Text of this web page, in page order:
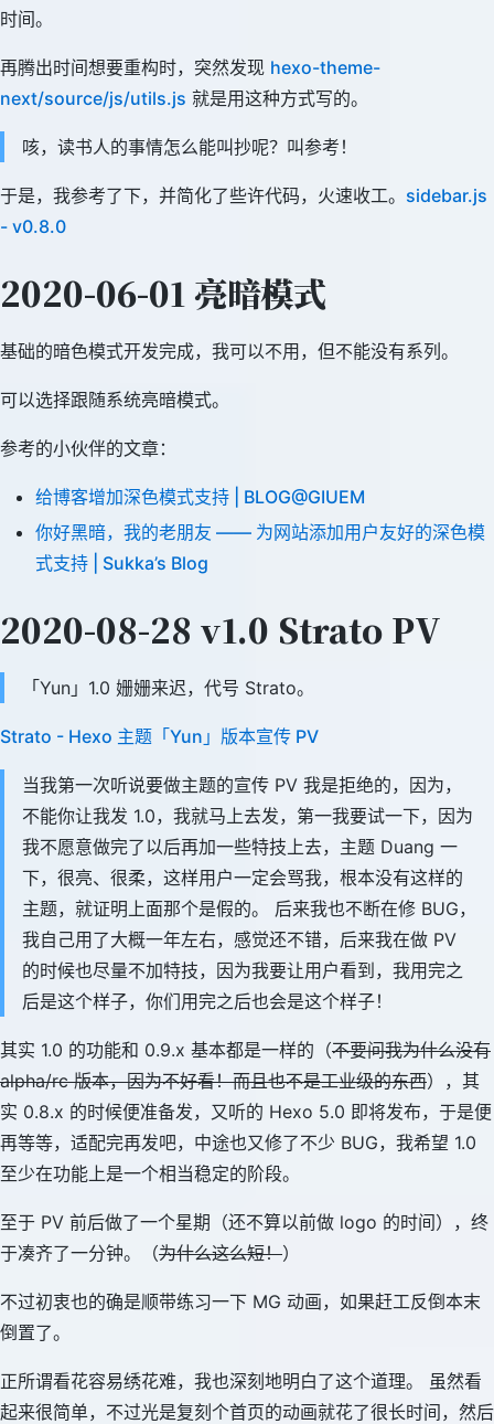
时间。
再腾出时间想要重构时，突然发现 hexo-theme-
next/source/js/utils.js 就是用这种方式写的。
咳，读书人的事情怎么能叫抄呢？叫参考！
于是，我参考了下，并简化了些许代码，火速收工。 sidebar.js
- v0.8.0
2020-06-01 亮暗模式
基础的暗色模式开发完成，我可以不用，但不能没有系列。
可以选择跟随系统亮暗模式。
参考的小伙伴的文章：
给博客增加深色模式支持 | BLOG@GIUEM
你好黑暗，我的老朋友 —— 为网站添加用户友好的深色模
式支持 | Sukka’s Blog
2020-08-28 v1.0 Strato PV
「Yun」1.0 姗姗来迟，代号 Strato。
Strato - Hexo 主题「Yun」版本宣传 PV
当我第一次听说要做主题的宣传 PV 我是拒绝的，因为，
不能你让我发 1.0，我就马上去发，第一我要试一下，因为
我不愿意做完了以后再加一些特技上去，主题 Duang 一
下，很亮、很柔，这样用户一定会骂我，根本没有这样的
主题，就证明上面那个是假的。 后来我也不断在修 BUG，
我自己用了大概一年左右，感觉还不错，后来我在做 PV
的时候也尽量不加特技，因为我要让用户看到，我用完之
后是这个样子，你们用完之后也会是这个样子！
其实 1.0 的功能和 0.9.x 基本都是一样的（不要问我为什么没有
alpha/rc 版本，因为不好看！而且也不是工业级的东西），其
实 0.8.x 的时候便准备发，又听的 Hexo 5.0 即将发布，于是便
再等等，适配完再发吧，中途也又修了不少 BUG，我希望 1.0
至少在功能上是一个相当稳定的阶段。
至于 PV 前后做了一个星期（还不算以前做 logo 的时间），终
于凑齐了一分钟。（为什么这么短！）
不过初衷也的确是顺带练习一下 MG 动画，如果赶工反倒本末
倒置了。
正所谓看花容易绣花难，我也深刻地明白了这个道理。 虽然看
起来很简单，不过光是复刻个首页的动画就花了很长时间，然后